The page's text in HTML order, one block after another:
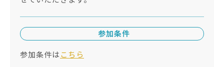
参加条件
参加条件は こちら